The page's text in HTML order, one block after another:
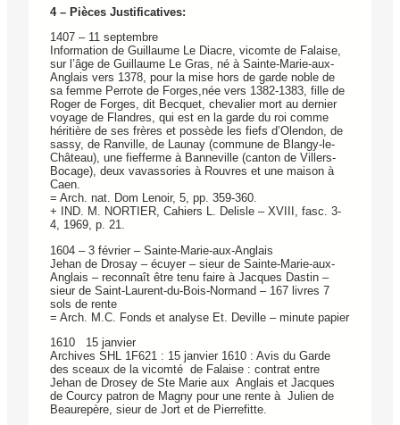
4 – Pièces Justificatives:
1407 – 11 septembre
Information de Guillaume Le Diacre, vicomte de Falaise,
sur l’âge de Guillaume Le Gras, né à Sainte-Marie-aux-
Anglais vers 1378, pour la mise hors de garde noble de
sa femme Perrote de Forges,née vers 1382-1383, fille de
Roger de Forges, dit Becquet, chevalier mort au dernier
voyage de Flandres, qui est en la garde du roi comme
héritière de ses frères et possède les fiefs d’Olendon, de
sassy, de Ranville, de Launay (commune de Blangy-le-
Château), une fiefferme à Banneville (canton de Villers-
Bocage), deux vavassories à Rouvres et une maison à
Caen.
= Arch. nat. Dom Lenoir, 5, pp. 359-360.
+ IND. M. NORTIER, Cahiers L. Delisle – XVIII, fasc. 3-
4, 1969, p. 21.
1604 – 3 février – Sainte-Marie-aux-Anglais
Jehan de Drosay – écuyer – sieur de Sainte-Marie-aux-
Anglais – reconnaît être tenu faire à Jacques Dastin –
sieur de Saint-Laurent-du-Bois-Normand – 167 livres 7
sols de rente
= Arch. M.C. Fonds et analyse Et. Deville – minute papier
1610 15 janvier
Archives SHL 1F621 : 15 janvier 1610 : Avis du Garde
des sceaux de la vicomté ­ de Falaise : contrat entre
Jehan de Drosey de Ste Marie aux­ Anglais et Jacques
de Courcy patron de Magny pour une rente à­ Julien de
Beaurepère, sieur de Jort et de Pierrefitte.